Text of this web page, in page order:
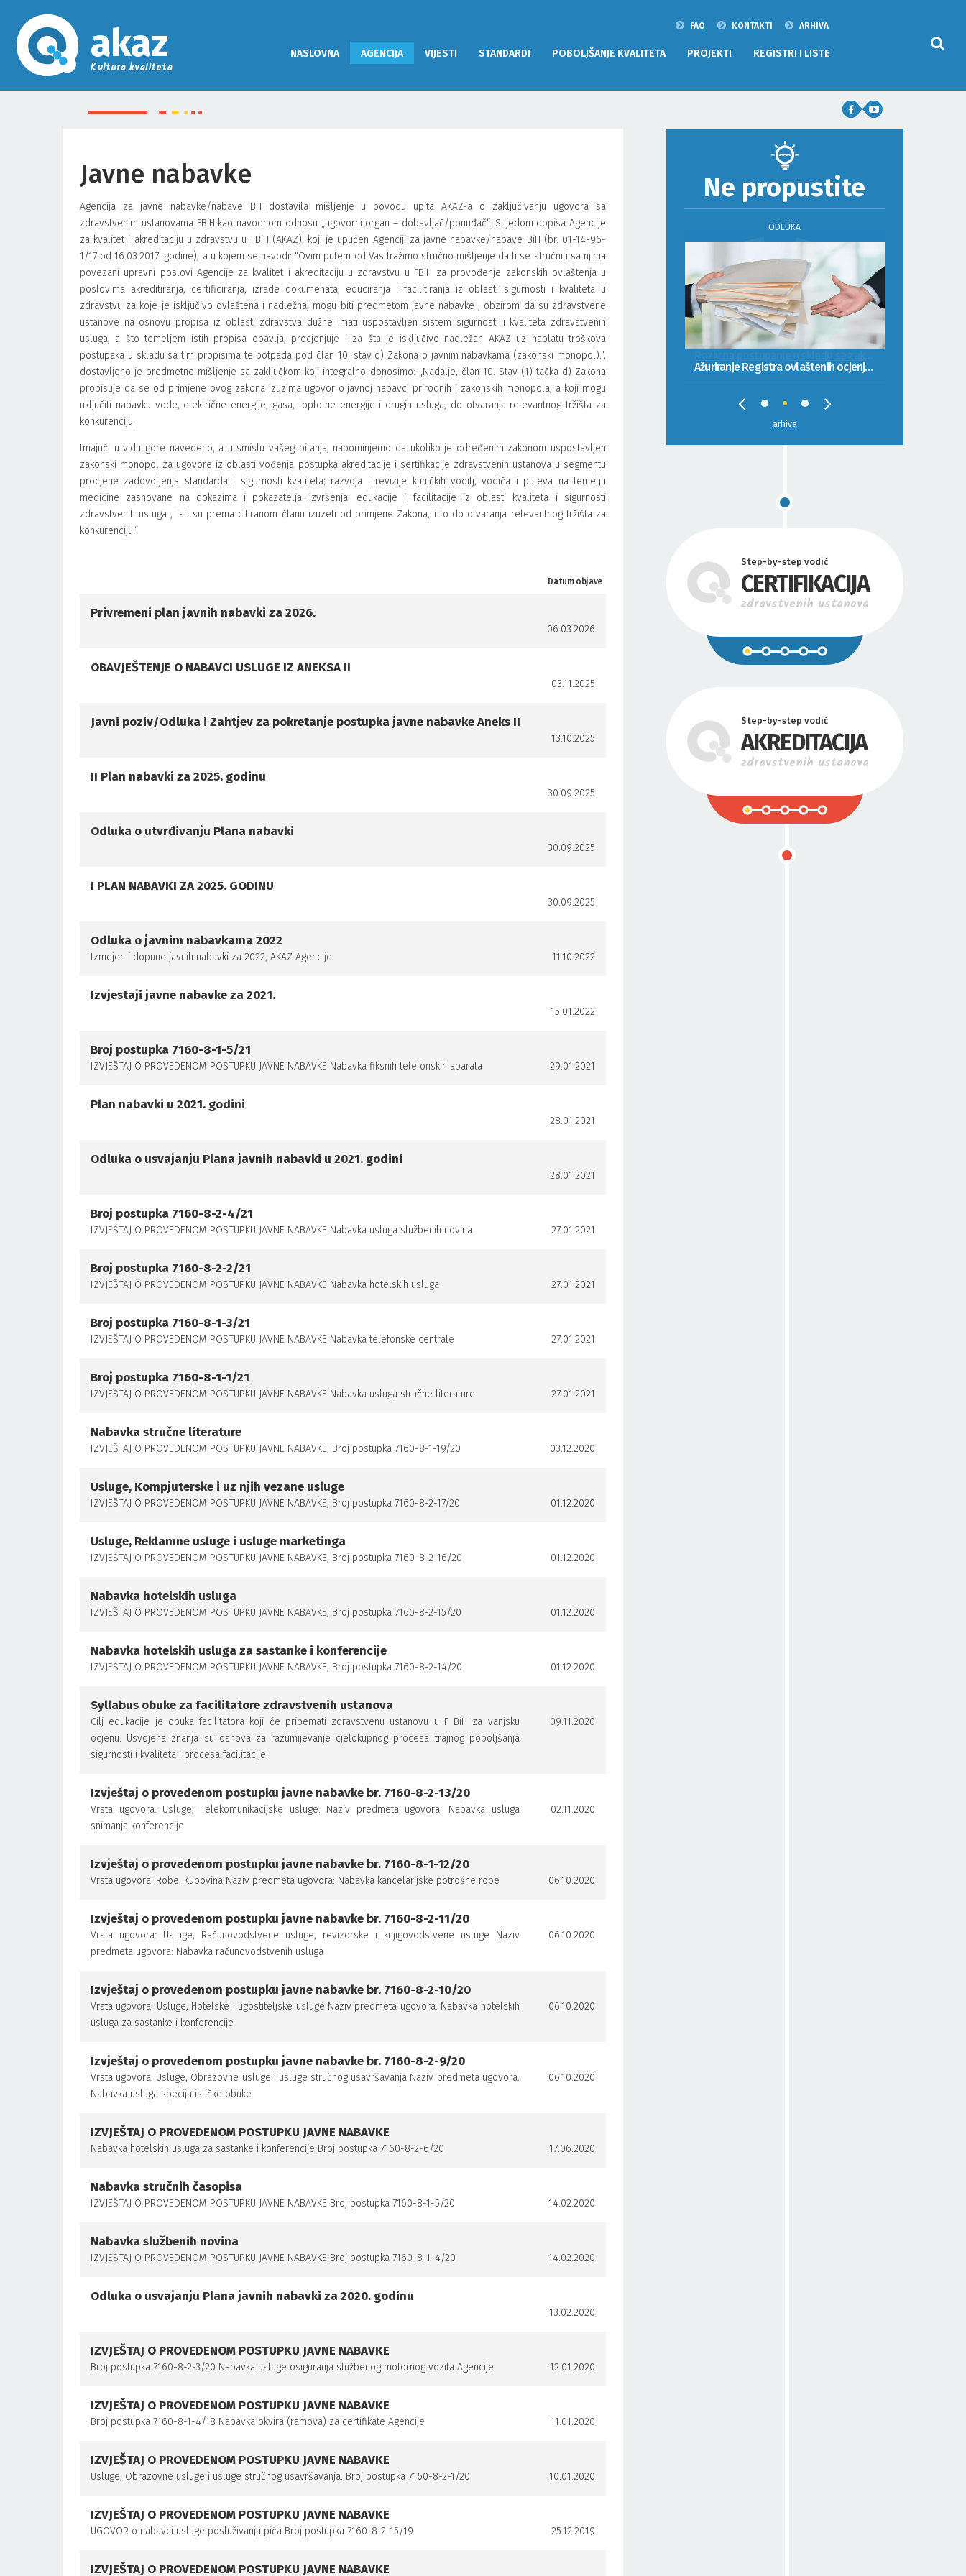
akaz
Kultura kvaliteta
FAQ KONTAKTI ARHIVA
NASLOVNA AGENCIJA VIJESTI STANDARDI POBOLJŠANJE KVALITETA PROJEKTI REGISTRI I LISTE
Javne nabavke
Agencija za javne nabavke/nabave BH dostavila mišljenje u povodu upita AKAZ-a o zaključivanju ugovora sa
zdravstvenim ustanovama FBiH kao navodnom odnosu „ugovorni organ – dobavljač/ponuđač“. Slijedom dopisa Agencije
za kvalitet i akreditaciju u zdravstvu u FBiH (AKAZ), koji je upućen Agenciji za javne nabavke/nabave BiH (br. 01-14-96-
1/17 od 16.03.2017. godine), a u kojem se navodi: “Ovim putem od Vas tražimo stručno mišljenje da li se stručni i sa njima
povezani upravni poslovi Agencije za kvalitet i akreditaciju u zdravstvu u FBiH za provođenje zakonskih ovlaštenja u
poslovima akreditiranja, certificiranja, izrade dokumenata, educiranja i facilitiranja iz oblasti sigurnosti i kvaliteta u
zdravstvu za koje je isključivo ovlaštena i nadležna, mogu biti predmetom javne nabavke , obzirom da su zdravstvene
ustanove na osnovu propisa iz oblasti zdravstva dužne imati uspostavljen sistem sigurnosti i kvaliteta zdravstvenih
usluga, a što temeljem istih propisa obavlja, procjenjuje i za šta je isključivo nadležan AKAZ uz naplatu troškova
postupaka u skladu sa tim propisima te potpada pod član 10. stav d) Zakona o javnim nabavkama (zakonski monopol).“,
dostavljeno je predmetno mišljenje sa zaključkom koji integralno donosimo: „Nadalje, član 10. Stav (1) tačka d) Zakona
propisuje da se od primjene ovog zakona izuzima ugovor o javnoj nabavci prirodnih i zakonskih monopola, a koji mogu
uključiti nabavku vode, električne energije, gasa, toplotne energije i drugih usluga, do otvaranja relevantnog tržišta za
konkurenciju;
Imajući u vidu gore navedeno, a u smislu vašeg pitanja, napominjemo da ukoliko je određenim zakonom uspostavljen
zakonski monopol za ugovore iz oblasti vođenja postupka akreditacije i sertifikacije zdravstvenih ustanova u segmentu
procjene zadovoljenja standarda i sigurnosti kvaliteta; razvoja i revizije kliničkih vodilj, vodiča i puteva na temelju
medicine zasnovane na dokazima i pokazatelja izvršenja; edukacije i facilitacije iz oblasti kvaliteta i sigurnosti
zdravstvenih usluga , isti su prema citiranom članu izuzeti od primjene Zakona, i to do otvaranja relevantnog tržišta za
konkurenciju.“
Datum objave
Privremeni plan javnih nabavki za 2026.
06.03.2026
OBAVJEŠTENJE O NABAVCI USLUGE IZ ANEKSA II
03.11.2025
Javni poziv/Odluka i Zahtjev za pokretanje postupka javne nabavke Aneks II
13.10.2025
II Plan nabavki za 2025. godinu
30.09.2025
Odluka o utvrđivanju Plana nabavki
30.09.2025
I PLAN NABAVKI ZA 2025. GODINU
30.09.2025
Odluka o javnim nabavkama 2022
Izmejen i dopune javnih nabavki za 2022, AKAZ Agencije 11.10.2022
Izvjestaji javne nabavke za 2021.
15.01.2022
Broj postupka 7160-8-1-5/21
IZVJEŠTAJ O PROVEDENOM POSTUPKU JAVNE NABAVKE Nabavka fiksnih telefonskih aparata 29.01.2021
Plan nabavki u 2021. godini
28.01.2021
Odluka o usvajanju Plana javnih nabavki u 2021. godini
28.01.2021
Broj postupka 7160-8-2-4/21
IZVJEŠTAJ O PROVEDENOM POSTUPKU JAVNE NABAVKE Nabavka usluga službenih novina 27.01.2021
Broj postupka 7160-8-2-2/21
IZVJEŠTAJ O PROVEDENOM POSTUPKU JAVNE NABAVKE Nabavka hotelskih usluga 27.01.2021
Broj postupka 7160-8-1-3/21
IZVJEŠTAJ O PROVEDENOM POSTUPKU JAVNE NABAVKE Nabavka telefonske centrale 27.01.2021
Broj postupka 7160-8-1-1/21
IZVJEŠTAJ O PROVEDENOM POSTUPKU JAVNE NABAVKE Nabavka usluga stručne literature 27.01.2021
Nabavka stručne literature
IZVJEŠTAJ O PROVEDENOM POSTUPKU JAVNE NABAVKE, Broj postupka 7160-8-1-19/20 03.12.2020
Usluge, Kompjuterske i uz njih vezane usluge
IZVJEŠTAJ O PROVEDENOM POSTUPKU JAVNE NABAVKE, Broj postupka 7160-8-2-17/20 01.12.2020
Usluge, Reklamne usluge i usluge marketinga
IZVJEŠTAJ O PROVEDENOM POSTUPKU JAVNE NABAVKE, Broj postupka 7160-8-2-16/20 01.12.2020
Nabavka hotelskih usluga
IZVJEŠTAJ O PROVEDENOM POSTUPKU JAVNE NABAVKE, Broj postupka 7160-8-2-15/20 01.12.2020
Nabavka hotelskih usluga za sastanke i konferencije
IZVJEŠTAJ O PROVEDENOM POSTUPKU JAVNE NABAVKE, Broj postupka 7160-8-2-14/20 01.12.2020
Syllabus obuke za facilitatore zdravstvenih ustanova
Cilj edukacije je obuka facilitatora koji će pripemati zdravstvenu ustanovu u F BiH za vanjsku
ocjenu. Usvojena znanja su osnova za razumijevanje cjelokupnog procesa trajnog poboljšanja
sigurnosti i kvaliteta i procesa facilitacije.
09.11.2020
Izvještaj o provedenom postupku javne nabavke br. 7160-8-2-13/20
Vrsta ugovora: Usluge, Telekomunikacijske usluge. Naziv predmeta ugovora: Nabavka usluga
snimanja konferencije
02.11.2020
Izvještaj o provedenom postupku javne nabavke br. 7160-8-1-12/20
Vrsta ugovora: Robe, Kupovina Naziv predmeta ugovora: Nabavka kancelarijske potrošne robe 06.10.2020
Izvještaj o provedenom postupku javne nabavke br. 7160-8-2-11/20
Vrsta ugovora: Usluge, Računovodstvene usluge, revizorske i knjigovodstvene usluge Naziv
predmeta ugovora: Nabavka računovodstvenih usluga
06.10.2020
Izvještaj o provedenom postupku javne nabavke br. 7160-8-2-10/20
Vrsta ugovora: Usluge, Hotelske i ugostiteljske usluge Naziv predmeta ugovora: Nabavka hotelskih
usluga za sastanke i konferencije
06.10.2020
Izvještaj o provedenom postupku javne nabavke br. 7160-8-2-9/20
Vrsta ugovora: Usluge, Obrazovne usluge i usluge stručnog usavršavanja Naziv predmeta ugovora:
Nabavka usluga specijalističke obuke
06.10.2020
IZVJEŠTAJ O PROVEDENOM POSTUPKU JAVNE NABAVKE
Nabavka hotelskih usluga za sastanke i konferencije Broj postupka 7160-8-2-6/20 17.06.2020
Nabavka stručnih časopisa
IZVJEŠTAJ O PROVEDENOM POSTUPKU JAVNE NABAVKE Broj postupka 7160-8-1-5/20 14.02.2020
Nabavka službenih novina
IZVJEŠTAJ O PROVEDENOM POSTUPKU JAVNE NABAVKE Broj postupka 7160-8-1-4/20 14.02.2020
Odluka o usvajanju Plana javnih nabavki za 2020. godinu
13.02.2020
IZVJEŠTAJ O PROVEDENOM POSTUPKU JAVNE NABAVKE
Broj postupka 7160-8-2-3/20 Nabavka usluge osiguranja službenog motornog vozila Agencije 12.01.2020
IZVJEŠTAJ O PROVEDENOM POSTUPKU JAVNE NABAVKE
Broj postupka 7160-8-1-4/18 Nabavka okvira (ramova) za certifikate Agencije 11.01.2020
IZVJEŠTAJ O PROVEDENOM POSTUPKU JAVNE NABAVKE
Usluge, Obrazovne usluge i usluge stručnog usavršavanja. Broj postupka 7160-8-2-1/20 10.01.2020
IZVJEŠTAJ O PROVEDENOM POSTUPKU JAVNE NABAVKE
UGOVOR o nabavci usluge posluživanja pića Broj postupka 7160-8-2-15/19 25.12.2019
IZVJEŠTAJ O PROVEDENOM POSTUPKU JAVNE NABAVKE
Ne propustite
ODLUKA
Ažuriranje Registra ovlaštenih ocjenjivača kvaliteta
arhiva
Step-by-step vodič
CERTIFIKACIJA
zdravstvenih ustanova
Step-by-step vodič
AKREDITACIJA
zdravstvenih ustanova